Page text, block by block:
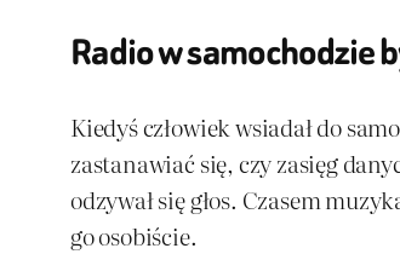
Radio w samochodzie
Kiedyś człowiek wsiadał do
zastanawiać się, czy zasięg
odzywał się głos. Czasem
go osobiście.